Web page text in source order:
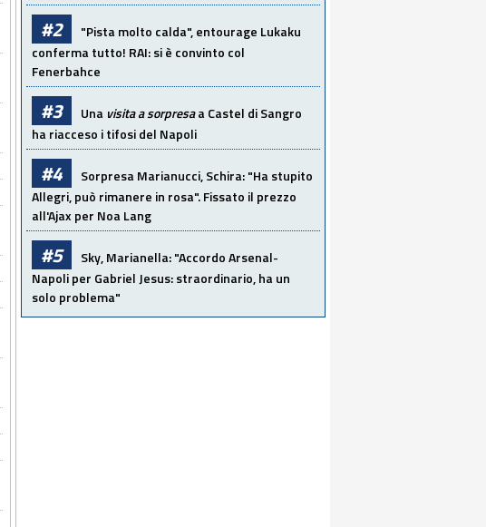
#2
"Pista molto calda", entourage Lukaku
conferma tutto! RAI: si è convinto col
Fenerbahce
#3 Una visita a sorpresaa Castel di Sangro
ha riacceso i tifosi del Napoli
#4
Sorpresa Marianucci, Schira: "Ha stupito
Allegri, può rimanere in rosa". Fissato il prezzo
all'Ajax per Noa Lang
#5
Sky, Marianella: "Accordo Arsenal-
Napoli per Gabriel Jesus: straordinario, ha un
solo problema"